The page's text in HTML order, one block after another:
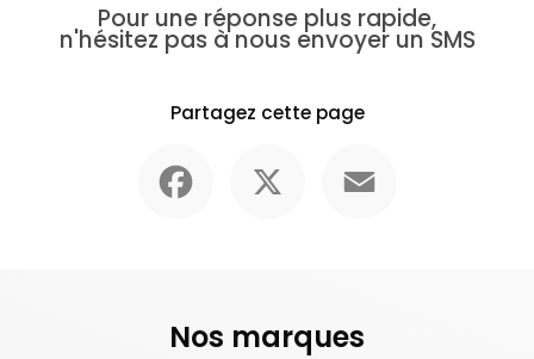
Pour une réponse plus rapide,
n'hésitez pas à nous envoyer un SMS
Partagez cette page
Nos marques